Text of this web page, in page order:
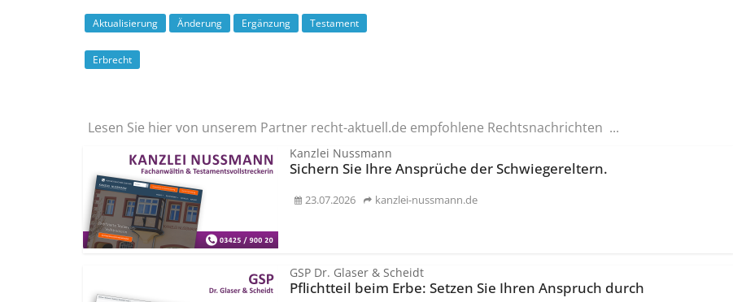
Aktualisierung Änderung Ergänzung Testament
Erbrecht
Lesen Sie hier von unserem Partner recht-aktuell.de empfohlene Rechtsnachrichten ...
Kanzlei Nussmann
Sichern Sie Ihre Ansprüche der Schwiegereltern.
23.07.2026 kanzlei-nussmann.de
GSP Dr. Glaser & Scheidt
Pflichtteil beim Erbe: Setzen Sie Ihren Anspruch durch